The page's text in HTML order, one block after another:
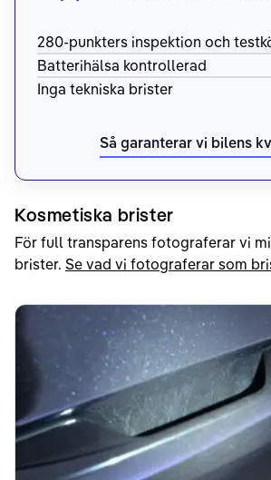
280-punkters inspektion och
Batterihälsa kontrollerad
Inga tekniska brister
Så garanterar vi bilens
Kosmetiska brister
För full transparens fotograferar vi
brister. Se vad vi fotograferar som